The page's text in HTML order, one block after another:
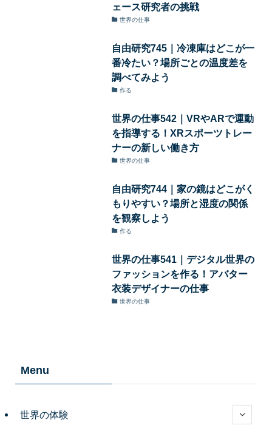
ェース研究者の挑戦
世界の仕事
自由研究745｜冷凍庫はどこが一
番冷たい？場所ごとの温度差を
調べてみよう
作る
世界の仕事542｜VRやARで運動
を指導する！XRスポーツトレー
ナーの新しい働き方
世界の仕事
自由研究744｜家の鏡はどこがく
もりやすい？場所と湿度の関係
を観察しよう
作る
世界の仕事541｜デジタル世界の
ファッションを作る！アバター
衣装デザイナーの仕事
世界の仕事
Menu
世界の体験